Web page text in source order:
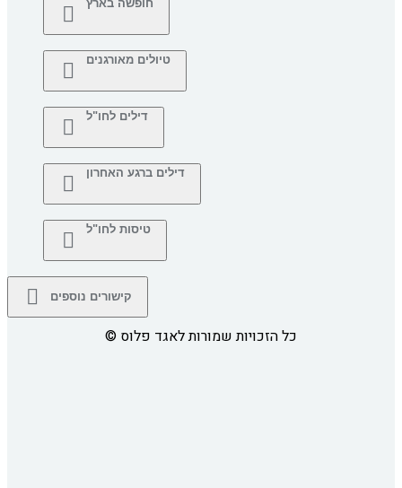
חופשה בארץ
טיולים מאורגנים
דילים לחו"ל
דילים ברגע האחרון
טיסות לחו"ל
קישורים נוספים
© כל הזכויות שמורות לאגד פלוס